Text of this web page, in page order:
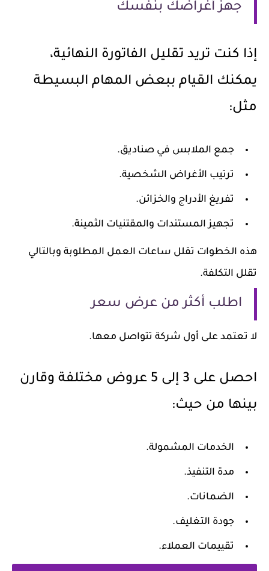
جهز أغراضك بنفسك
إذا كنت تريد تقليل الفاتورة النهائية،
يمكنك القيام ببعض المهام البسيطة
مثل:
جمع الملابس في صناديق.
ترتيب الأغراض الشخصية.
تفريغ الأدراج والخزائن.
تجهيز المستندات والمقتنيات الثمينة.
هذه الخطوات تقلل ساعات العمل المطلوبة وبالتالي
تقلل التكلفة.
اطلب أكثر من عرض سعر
لا تعتمد على أول شركة تتواصل معها.
احصل على 3 إلى 5 عروض مختلفة وقارن
بينها من حيث:
الخدمات المشمولة.
مدة التنفيذ.
الضمانات.
جودة التغليف.
تقييمات العملاء.